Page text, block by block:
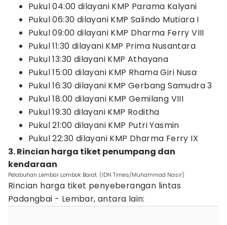
Pukul 04:00 dilayani KMP Parama Kalyani
Pukul 06:30 dilayani KMP Salindo Mutiara I
Pukul 09:00 dilayani KMP Dharma Ferry VIII
Pukul 11:30 dilayani KMP Prima Nusantara
Pukul 13:30 dilayani KMP Athayana
Pukul 15:00 dilayani KMP Rhama Giri Nusa
Pukul 16:30 dilayani KMP Gerbang Samudra 3
Pukul 18:00 dilayani KMP Gemilang VIII
Pukul 19:30 dilayani KMP Roditha
Pukul 21:00 dilayani KMP Putri Yasmin
Pukul 22:30 dilayani KMP Dharma Ferry IX
3. Rincian harga tiket penumpang dan
kendaraan
Pelabuhan Lembar Lombok Barat. (IDN Times/Muhammad Nasir)
Rincian harga tiket penyeberangan lintas
Padangbai - Lembar, antara lain: